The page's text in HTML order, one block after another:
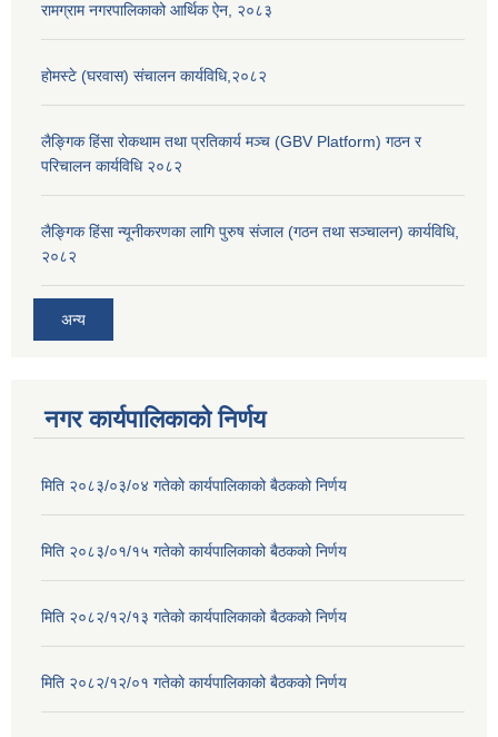
रामग्राम नगरपालिकाको आर्थिक ऐन, २०८३
होमस्टे (घरवास) संचालन कार्यविधि,२०८२
लैङ्गिक हिंसा रोकथाम तथा प्रतिकार्य मञ्च (GBV Platform) गठन र
परिचालन कार्यविधि २०८२
लैङ्गिक हिंसा न्यूनीकरणका लागि पुरुष संजाल (गठन तथा सञ्चालन) कार्यविधि,
२०८२
अन्य
नगर कार्यपालिकाको निर्णय
मिति २०८३/०३/०४ गतेकाे कार्यपालिकाको बैठकको निर्णय
मिति २०८३/०१/१५ गतेकाे कार्यपालिकाको बैठकको निर्णय
मिति २०८२/१२/१३ गतेकाे कार्यपालिकाको बैठकको निर्णय
मिति २०८२/१२/०१ गतेकाे कार्यपालिकाको बैठकको निर्णय